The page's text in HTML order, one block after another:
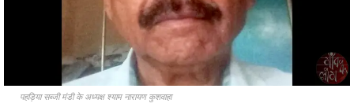
पहड़िया सब्जी मंडी के अध्यक्ष श्याम नारायण कुशवाहा